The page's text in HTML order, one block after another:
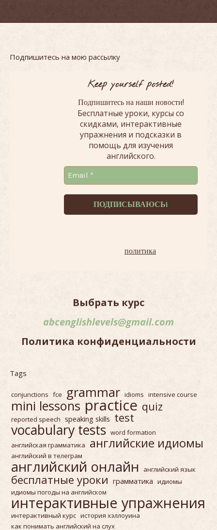
Подпишитесь на мою рассылку
Keep yourself posted!
Подпишитесь на наши новости!
Бесплатные уроки, курсы со
скидками, интерактивные
упражнения и подсказки в
помощь для изучения
английского.
политика
Выбрать курс
abcenglishlevels@gmail.com
Политика конфиденциальности
Tags
conjunctions fce grammar idioms intensive course
mini lessons practice quiz
reported speech speaking skills test
vocabulary tests word formation
английская грамматика
английские идиомы
английский в телеграм
английский онлайн английский язык
бесплатные уроки грамматика идиомы
идиомы погоды на английском
интерактивные упражнения
интерактивный курс история хэллоуина
как понимать английский на слух